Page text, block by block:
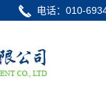
电话：010-